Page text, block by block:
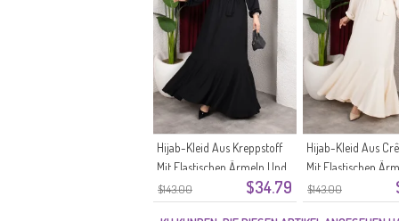
$143.00 $34.79
Hijab-Kleid Aus Kreppstoff
Mit Elastischen Ärmeln Und
Gürtel Farbe: Schwarz
Modell 0911-11
$143.00
Hijab-Kleid Aus
Mit Elastischen
Gürtel Farbe: Ecru
0911-10